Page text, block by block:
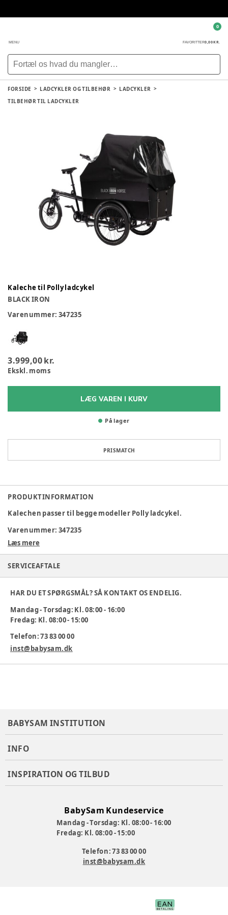
MENU FAVORITTER0,00 KR.
0
FORSIDE LADCYKLER OG TILBEHØR
LADCYKLER
TILBEHØR TIL LADCYKLER
Kaleche til Polly ladcykel
BLACK IRON
Varenummer: 347235
3.999,00 kr.
Ekskl. moms
LÆG VAREN I KURV
På lager
PRISMATCH
PRODUKTINFORMATION
Kalechen passer til begge modeller Polly ladcykel.
Varenummer: 347235
Læs mere
SERVICEAFTALE
HAR DU ET SPØRGSMÅL? SÅ KONTAKT OS ENDELIG.
Mandag - Torsdag: Kl. 08:00 - 16:00
Fredag: Kl. 08:00 - 15:00
Telefon: 73 83 00 00
inst@babysam.dk
BABYSAM INSTITUTION
INFO
INSPIRATION OG TILBUD
BabySam Kundeservice
Mandag - Torsdag: Kl. 08:00 - 16:00
Fredag: Kl. 08:00 - 15:00
Telefon: 73 83 00 00
inst@babysam.dk